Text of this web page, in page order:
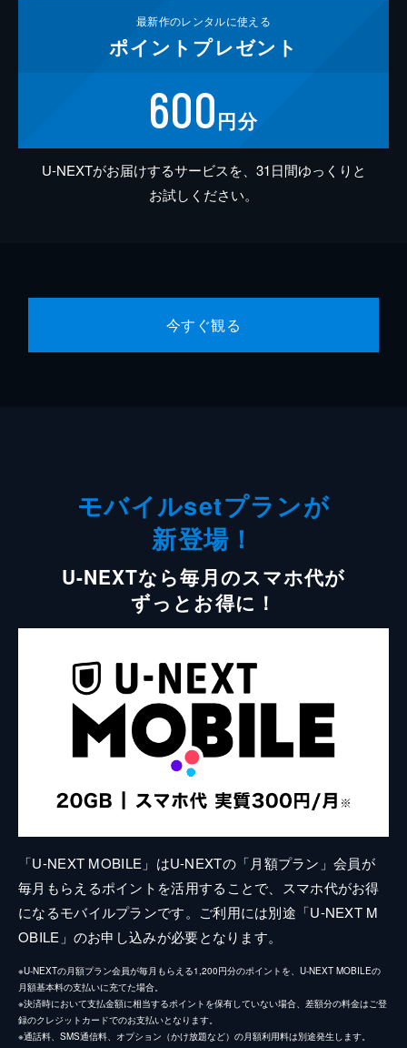
最新作のレンタルに使える
ポイント プレゼント
600円分
U-NEXTがお届けするサービスを、31日間ゆっくりと
お試しください。
今すぐ観る
モバイルsetプランが
新登場！
U-NEXTなら毎月のスマホ代が
ずっとお得に！
「U-NEXT MOBILE」はU-NEXTの「月額プラン」会員が
毎月もらえるポイントを活用することで、スマホ代がお得
になるモバイルプランです。ご利用には別途「U-NEXT M
OBILE」のお申し込みが必要となります。
※U-NEXTの月額プラン会員が毎月もらえる1,200円分のポイントを、U-NEXT MOBILEの
月額基本料の支払いに充てた場合。
※決済時において支払金額に相当するポイントを保有していない場合、差額分の料金はご登
録のクレジットカードでのお支払いとなります。
※通話料、SMS通信料、オプション（かけ放題など）の月額利用料は別途発生します。